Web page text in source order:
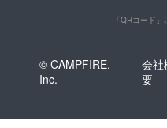
「QRコード
© CAMPFIRE,
Inc.
会社
要